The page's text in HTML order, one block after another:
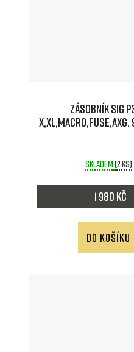
Zásobník SIG
Skladem(2 ks)
1 980 Kč
DO KOŠÍKU